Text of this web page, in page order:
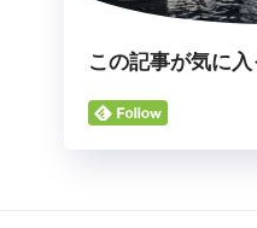
この記事が気に